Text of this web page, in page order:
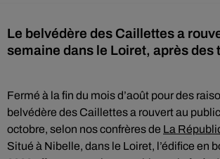
Le belvédère des Caillettes a
semaine dans le Loiret, après des
Fermé à la fin du mois d’août pour des
belvédère des Caillettes a rouvert au
octobre, selon nos confrères de La
Situé à Nibelle, dans le Loiret, l’édifice en